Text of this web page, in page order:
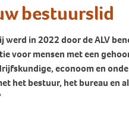
bestuurslid
werd in 2022 door de ALV
voor mensen met een
econoom en
het bestuur, het bureau en